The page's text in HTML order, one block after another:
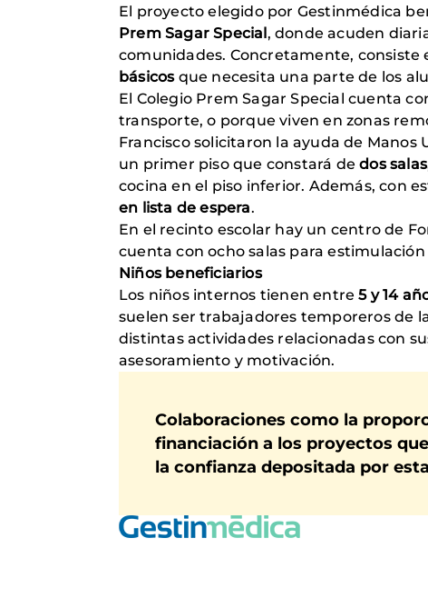
El proyecto elegido por Gestinmédica
Prem Sagar Special, donde acuden
comunidades. Concretamente, consiste
básicosque necesita una parte de los
El Colegio Prem Sagar Special cuenta
transporte, o porque viven en zonas
Francisco solicitaron la ayuda de
un primer piso que constará dedos
cocina en el piso inferior. Además, con
en lista de espera.
En el recinto escolar hay un centro de
cuenta con ocho salas para
Niños beneficiarios
Los niños internos tienen entre5 y 14
suelen ser trabajadores temporeros de
distintas actividades relacionadas con
asesoramiento y motivación.
Colaboraciones como la
financiación a los proyectos
la confianza depositada por